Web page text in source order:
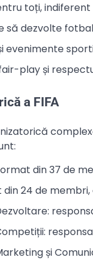
toți, indiferent
să dezvolte
evenimente
play și
a FIFA
din 37 de
din 24 de
și